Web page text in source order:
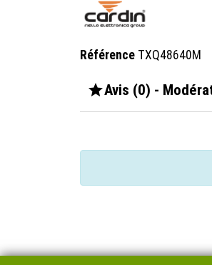
Référence TXQ48640M
Avis (0) -